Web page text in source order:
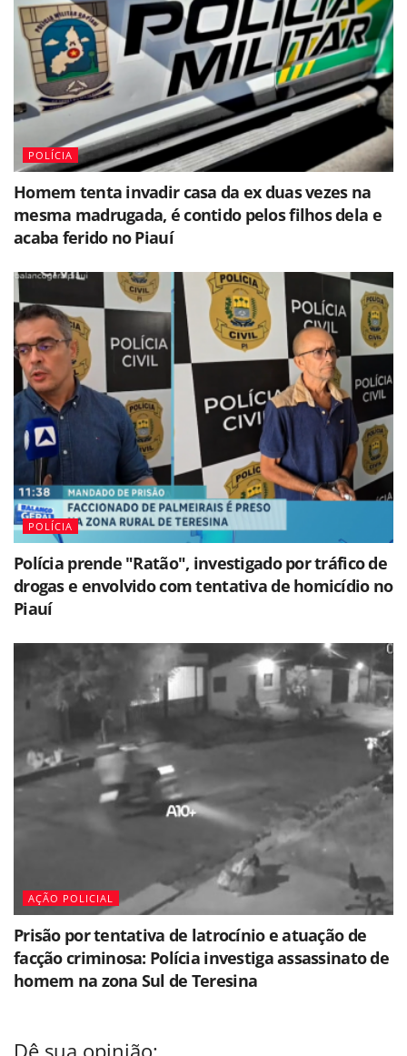
POLÍCIA
Homem tenta invadir casa da ex duas vezes na
mesma madrugada, é contido pelos filhos dela e
acaba ferido no Piauí
POLÍCIA
Polícia prende "Ratão", investigado por tráfico de
drogas e envolvido com tentativa de homicídio no
Piauí
AÇÃO POLICIAL
Prisão por tentativa de latrocínio e atuação de
facção criminosa: Polícia investiga assassinato de
homem na zona Sul de Teresina